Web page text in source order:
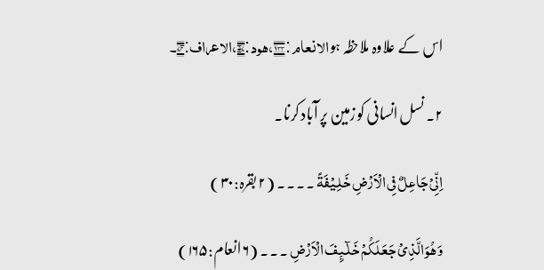
اس کے علاوہ ملاحظہ ہوالانعام : ۱۳۳، ھود :۵۷، الاعراف:۷۴۔
۲۔ نسل انسانی کو زمین پر آباد کرنا۔
اِنِّیۡ جَاعِلٌ فِی الۡاَرۡضِ خَلِیۡفَۃً۔۔۔۔ (۲ بقرہ:۳۰)
وَ ہُوَ الَّذِیۡ جَعَلَکُمۡ خَلٰٓئِفَ الۡاَرۡضِ۔۔۔ (۶ انعام:۱۶۵)